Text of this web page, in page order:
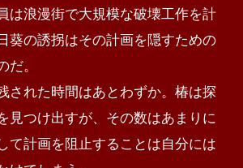
は浪漫街で大規模な破壊工作を計
葵の誘拐はその計画を隠すための
だ。
された時間はあとわずか。椿は探
見つけ出すが、その数はあまりに
て計画を阻止することは自分には